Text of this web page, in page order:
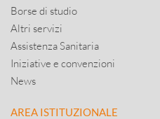
Borse di studio
Altri servizi
Assistenza Sanitaria
Iniziative e convenzioni
News
AREA ISTITUZIONALE